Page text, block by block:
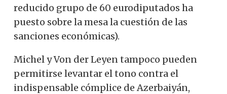
reducido grupo de 60 eurodiputados ha
puesto sobre la mesa la cuestión de las
sanciones económicas).
Michel y Von der Leyen tampoco pueden
permitirse levantar el tono contra el
indispensable cómplice de Azerbaiyán,